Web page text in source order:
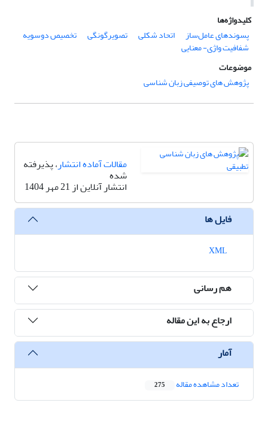
کلیدواژه‌ها
پسوندهای عامل‌ساز
اتحاد شکلی تصویرگونگی تخصیص دوسویه
شفافیت واژی- معنایی
موضوعات
پژوهش های توصیفی زبان شناسی
مقالات آماده انتشار، پذیرفته
شده
انتشار آنلاین از 21 مهر 1404
فایل ها
هم رسانی
ارجاع به این مقاله
آمار
تعداد مشاهده مقاله 275